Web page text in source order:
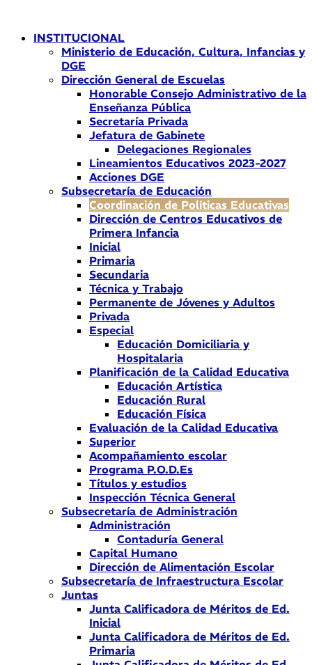
contenidoINSTITUCIONAL
Ministerio de Educación, Cultura, Infancias y
DGE
Dirección General de Escuelas
Honorable Consejo Administrativo de la
Enseñanza Pública
Secretaría Privada
Jefatura de Gabinete
Delegaciones Regionales
Lineamientos Educativos 2023-2027
Acciones DGE
Subsecretaría de Educación
Coordinación de Políticas Educativas
Dirección de Centros Educativos de
Primera Infancia
Inicial
Primaria
Secundaria
Técnica y Trabajo
Permanente de Jóvenes y Adultos
Privada
Especial
Educación Domiciliaria y
Hospitalaria
Planificación de la Calidad Educativa
Educación Artística
Educación Rural
Educación Física
Evaluación de la Calidad Educativa
Superior
Acompañamiento escolar
Programa P.O.D.Es
Títulos y estudios
Inspección Técnica General
Subsecretaría de Administración
Administración
Contaduría General
Capital Humano
Dirección de Alimentación Escolar
Subsecretaría de Infraestructura Escolar
Juntas
Junta Calificadora de Méritos de Ed.
Inicial
Junta Calificadora de Méritos de Ed.
Primaria